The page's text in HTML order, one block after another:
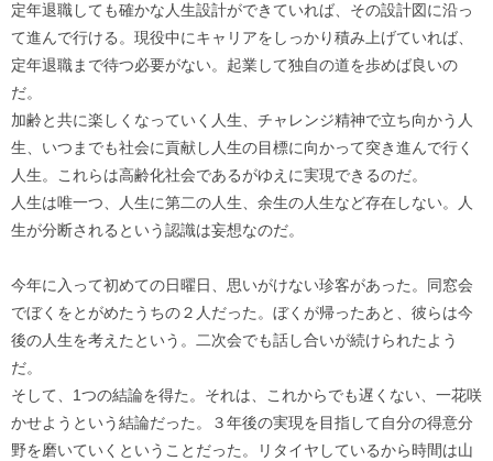
定年退職しても確かな人生設計ができていれば、その設計図に沿っ
て進んで行ける。現役中にキャリアをしっかり積み上げていれば、
定年退職まで待つ必要がない。起業して独自の道を歩めば良いの
だ。
加齢と共に楽しくなっていく人生、チャレンジ精神で立ち向かう人
生、いつまでも社会に貢献し人生の目標に向かって突き進んで行く
人生。これらは高齢化社会であるがゆえに実現できるのだ。
人生は唯一つ、人生に第二の人生、余生の人生など存在しない。人
生が分断されるという認識は妄想なのだ。
今年に入って初めての日曜日、思いがけない珍客があった。同窓会
でぼくをとがめたうちの２人だった。ぼくが帰ったあと、彼らは今
後の人生を考えたという。二次会でも話し合いが続けられたよう
だ。
そして、1つの結論を得た。それは、これからでも遅くない、一花咲
かせようという結論だった。３年後の実現を目指して自分の得意分
野を磨いていくということだった。リタイヤしているから時間は山